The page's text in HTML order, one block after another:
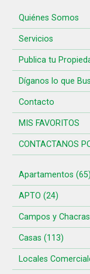
Quiénes Somos
Servicios
Publica tu
Díganos lo que
Contacto
MIS FAVORITOS
CONTACTANOS
Apartamentos (65)
APTO (24)
Campos y
Casas (113)
Locales